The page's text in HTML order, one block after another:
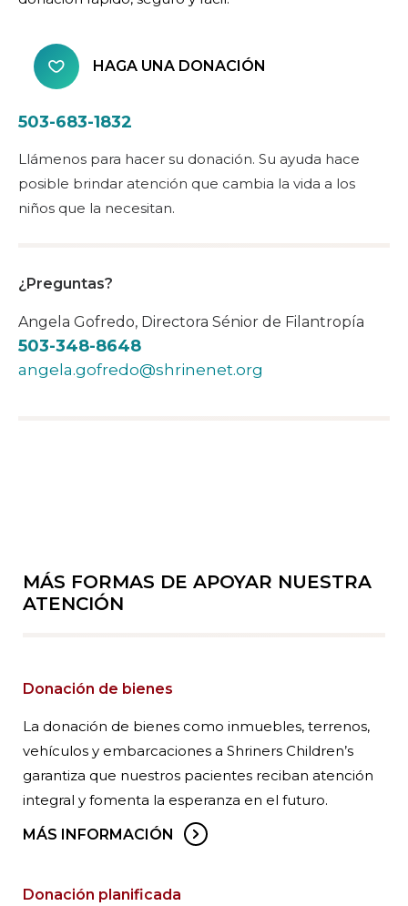
HAGA UNA DONACIÓN
503-683-1832
Llámenos para hacer su donación. Su ayuda hace
posible brindar atención que cambia la vida a los
niños que la necesitan.
¿Preguntas?
Angela Gofredo, Directora Sénior de Filantropía
503-348-8648
angela.gofredo@shrinenet.org
MÁS FORMAS DE APOYAR NUESTRA
ATENCIÓN
Donación de bienes
La donación de bienes como inmuebles, terrenos,
vehículos y embarcaciones a Shriners Children’s
garantiza que nuestros pacientes reciban atención
integral y fomenta la esperanza en el futuro.
MÁS INFORMACIÓN
Donación planificada